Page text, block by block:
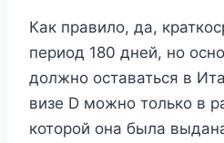
Как правило, да,
период 180 дней, но
должно оставаться в
визе D можно только в
которой она была